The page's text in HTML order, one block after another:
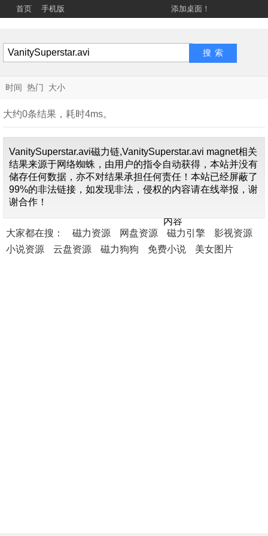
首页 手机版 添加桌面！
时间 热门 大小
大约0条结果，耗时4ms。
找不到关
内容
VanitySuperstar.avi磁力链,VanitySuperstar.avi magnet相关
结果来源于网络蜘蛛，由用户的指令自动获得，本站并没有
储存任何数据，亦不对结果承担任何责任！本站已经屏蔽了
99%的非法链接，如发现非法，侵权的内容请在线举报，谢
谢合作！
大家都在搜： 磁力资源 网盘资源 磁力引擎
影视资源
小说资源
云盘资源 磁力狗狗 免费小说 美女图片